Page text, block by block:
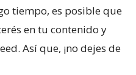
tiempo, es posible que
en tu contenido y
Así que, ¡no dejes de